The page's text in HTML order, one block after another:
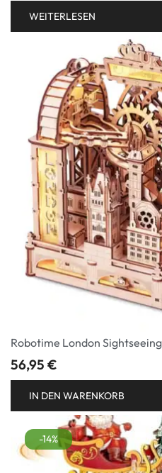
WEITERLESEN
Robotime London
56,95 €
IN DEN WARENKORB
-14%